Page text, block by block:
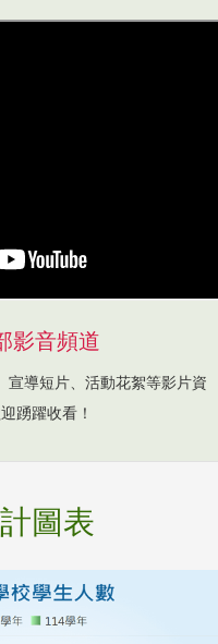
影音頻道
宣導短片、活動花絮等影片資
踴躍收看！
圖表